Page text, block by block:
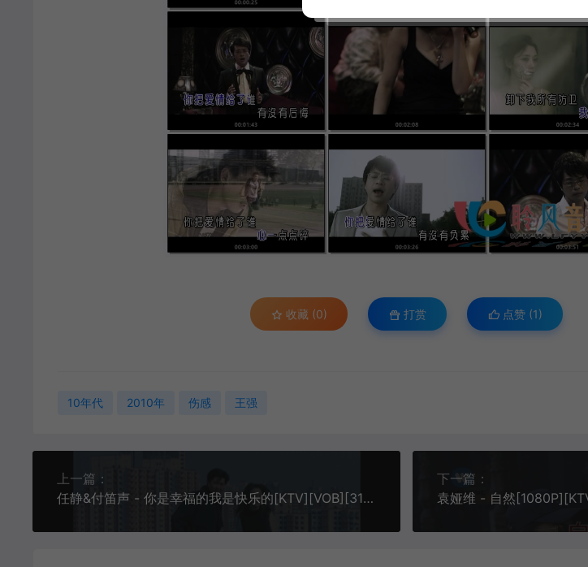
收藏 (0) 打赏 点赞 (1)
10年代 2010年 伤感 王强
上一篇：
任静&付笛声 - 你是幸福的我是快乐的[KTV][VOB][310M]
下一篇：
袁娅维 - 自然